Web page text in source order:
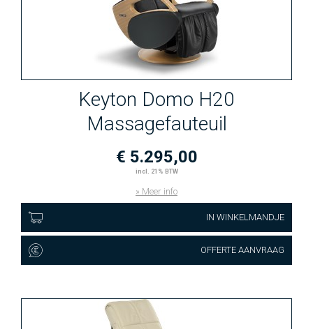
Keyton Domo H20
Massagefauteuil
€ 5.295,00
incl. 21% BTW
» Meer info
IN WINKELMANDJE
OFFERTE AANVRAAG